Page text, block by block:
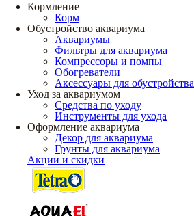
Кормление
Корм
Обустройство аквариума
Аквариумы
Фильтры для аквариума
Компрессоры и помпы
Обогреватели
Аксессуары для обустройства
Уход за аквариумом
Средства по уходу
Инструменты для ухода
Оформление аквариума
Декор для аквариума
Грунты для аквариума
Акции и скидки